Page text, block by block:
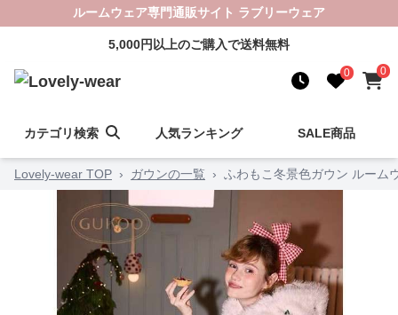
ルームウェア専門通販サイト ラブリーウェア
5,000円以上のご購入で送料無料
0 0
カテゴリ検索 人気ランキング SALE商品
Lovely-wear TOP › ガウンの一覧 › ふわもこ冬景色ガウン ルーム